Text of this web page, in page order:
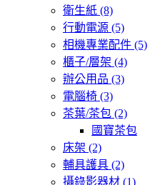
衛生紙 (8)
行動電源 (5)
相機專業配件 (5)
櫃子/層架 (4)
辦公用品 (3)
電腦椅 (3)
茶葉/茶包 (2)
國寶茶包
床架 (2)
輔具護具 (2)
攝錄影器材 (1)